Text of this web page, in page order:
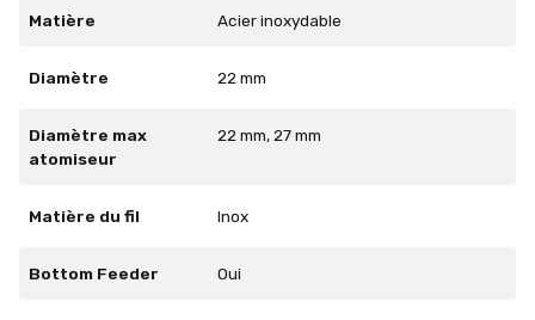
Matière Acier inoxydable
Diamètre 22 mm
Diamètre max
atomiseur
22 mm, 27 mm
Matière du fil Inox
Bottom Feeder Oui